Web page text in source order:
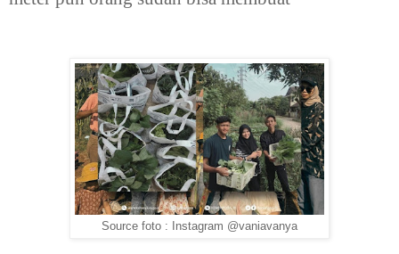
Source foto : Instagram @vaniavanya